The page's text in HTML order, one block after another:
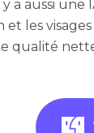
a aussi une
les
qualité